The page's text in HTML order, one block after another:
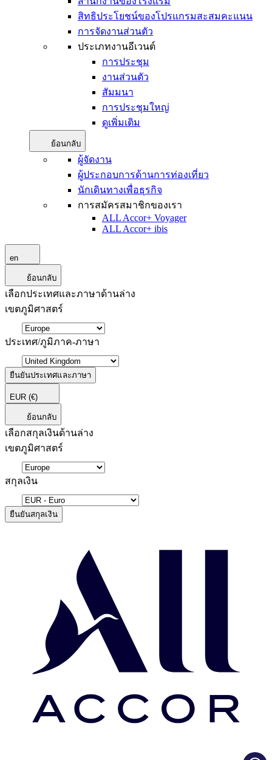
สิทธิประโยชน์ของโปรแกรมสะสมคะแนน
การจัดงานส่วนตัว
ประเภทงานอีเวนต์
การประชุม
งานส่วนตัว
สัมมนา
การประชุมใหญ่
ดูเพิ่มเติม
ย้อนกลับ
ผู้จัดงาน
ผู้ประกอบการด้านการท่องเที่ยว
นักเดินทางเพื่อธุรกิจ
การสมัครสมาชิกของเรา
ALL Accor+ Voyager
ALL Accor+ ibis
en
ย้อนกลับ
เลือกประเทศและภาษาด้านล่าง
เขตภูมิศาสตร์
ประเทศ/ภูมิภาค-ภาษา
ยืนยันประเทศและภาษา
EUR (€)
ย้อนกลับ
เลือกสกุลเงินด้านล่าง
เขตภูมิศาสตร์
สกุลเงิน
ยืนยันสกุลเงิน